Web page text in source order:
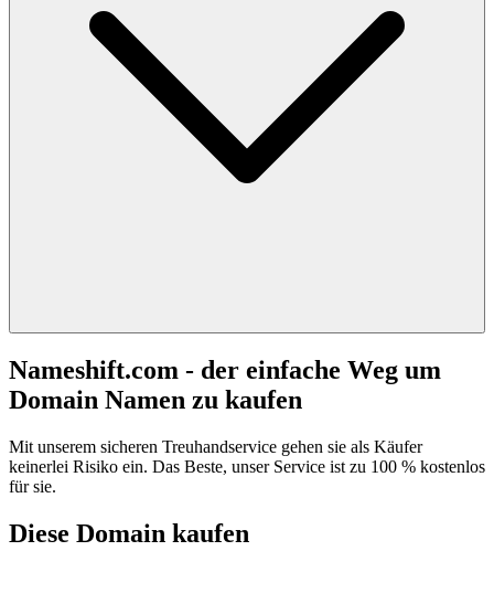
Nameshift.com - der einfache Weg um
Domain Namen zu kaufen
Mit unserem sicheren Treuhandservice gehen sie als Käufer
keinerlei Risiko ein. Das Beste, unser Service ist zu 100 % kostenlos
für sie.
Diese Domain kaufen